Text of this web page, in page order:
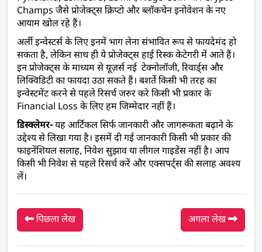
Champs जैसे प्रोजेक्ट्स क्रिप्टो और ब्लॉकचेन इनोवेशन के नए
आयाम खोल रहे हैं।
अर्ली इन्वेस्टर्स के लिए इनमें भाग लेना संभावित रूप से फायदेमंद हो
सकता है, लेकिन साथ ही ये प्रोजेक्ट्स हाई रिस्क केटेगरी में आते हैं।
इन प्रोजेक्ट्स के माध्यम से यूज़र्स नई  टेक्नोलॉजी, रिवार्ड्स और
लिक्विडिटी का फायदा उठा सकते हैं। बशर्ते किसी भी तरह का
इन्वेस्टमेंट करने से पहले रिसर्च जरुर करे किसी भी प्रकार के
Financial Loss के लिए हम जिम्मेदार नहीं हैं।
डिस्क्लेमर- यह आर्टिकल सिर्फ जानकारी और जागरूकता बढ़ाने के
उद्देश्य से लिखा गया है। इसमें दी गई जानकारी किसी भी प्रकार की
फाइनेंशियल सलाह, निवेश सुझाव या लीगल गाइडेंस नहीं है। आप
किसी भी निवेश से पहले रिसर्च करें और एक्सपर्ट्स की सलाह अवश्य
लें।
पिछला लेख अगला लेख